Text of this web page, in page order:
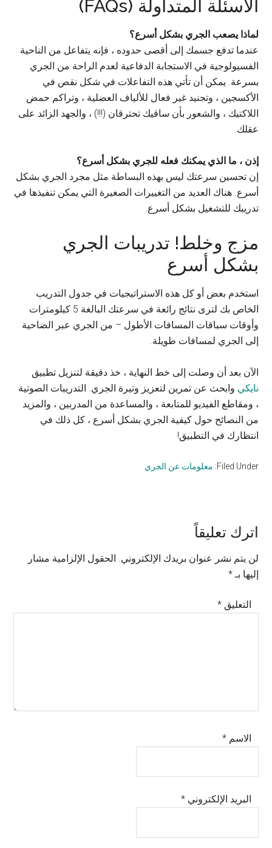
الأسئلة المتداولة (FAQs)
لماذا يصعب الجري بشكل أسرع؟
عندما تدفع جسمك إلى أقصى حدوده ، فإنه يتفاعل من الناحية
الفسيولوجية في الاستجابة الدفاعية لعدم الراحة من الجري
بسرعة. يمكن أن تأتي هذه التفاعلات في شكل نقص في
الأكسجين ، وتجنيد غير فعال للألياف العضلية ، وتراكم حمض
اللاكتيك ، والشعور بأن ساقيك تحترقان (!!!) ، والجهد الزائد على
عقلك.
إذن ، ما الذي يمكنك فعله للجري بشكل أسرع؟
إن تحسين سرعتك ليس بهذه البساطة مثل مجرد الجري بشكل
أسرع. هناك العديد من التغييرات الصغيرة التي يمكن تنفيذها في
تدريبك للتشغيل بشكل أسرع.
مزج وخلط! تدريبات الجري
بشكل أسرع
استخدم بعض أو كل هذه الاستراتيجيات في جدول التدريب
الخاص بك لترى نتائج رائعة في سرعتك البالغة 5 كيلومترات
وأوقات سباقات المسافات الأطول – من الجري عبر الضاحية
إلى الجري لمسافات طويلة.
الآن بعد أن وصلت إلى خط النهاية ، خذ دقيقة لتنزيل تطبيق
نايكي وابحث عن تمرين لتعزيز وتيرة الجري. التدريبات الصوتية
، ومقاطع الفيديو للمتابعة ، والمساعدة من المدربين ، والمزيد
من النصائح حول كيفية الجري بشكل أسرع ، كل ذلك في
انتظارك في التطبيق!
Filed Under: معلومات عن الجري
Reader
Interactions
اترك تعليقاً
لن يتم نشر عنوان بريدك الإلكتروني. الحقول الإلزامية مشار
إليها بـ*
التعليق*
الاسم*
البريد الإلكتروني*